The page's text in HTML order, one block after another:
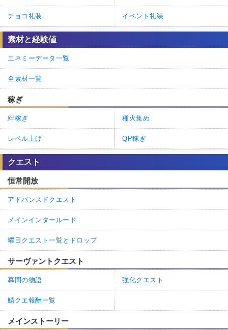
チョコ礼装 イベント礼装
素材と経験値
エネミーデータ一覧
全素材一覧
稼ぎ
絆稼ぎ 種火集め
レベル上げ QP稼ぎ
クエスト
恒常開放
アドバンスドクエスト
メインインタールード
曜日クエスト一覧とドロップ
サーヴァントクエスト
幕間の物語 強化クエスト
鯖クエ報酬一覧
メインストーリー